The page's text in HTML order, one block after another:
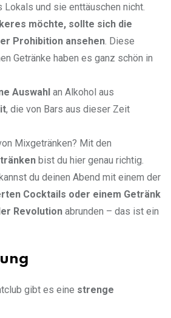
und sie enttäuschen nicht.
möchte, sollte sich die
Prohibition ansehen . Diese
Getränke haben es ganz schön in
Auswahl an Alkohol aus
, die von Bars aus dieser Zeit
Mixgetränken? Mit den
bist du hier genau richtig.
du deinen Abend mit einem der
Cocktails oder einem Getränk
Revolution abrunden – das ist ein
gibt es eine strenge